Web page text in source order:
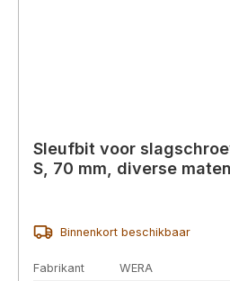
Sleufbit voor
S, 70 mm, diverse maten
Binnenkort beschikbaar
Fabrikant
WERA